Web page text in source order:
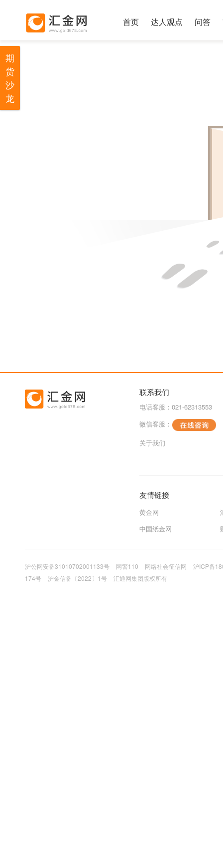
首页 达人观点 问答
联系我们
电话客服：021-62313553
微信客服：
关于我们
友情链接
黄金网
中国纸金网
沪公网安备31010702001133号 网警110 网络社会征信网
沪ICP备
174号
沪金信备〔2022〕1号 汇通网集团版权所有
期
货
沙
龙